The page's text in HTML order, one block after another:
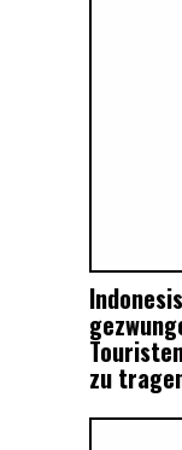
zu